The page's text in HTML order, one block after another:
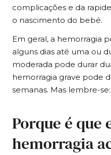
complicações e da
o nascimento do bebé.
Em geral, a hemorragia
alguns dias até uma ou
moderada pode durar
hemorragia grave pode
semanas. Mas lembre-
Porque é que
hemorragia